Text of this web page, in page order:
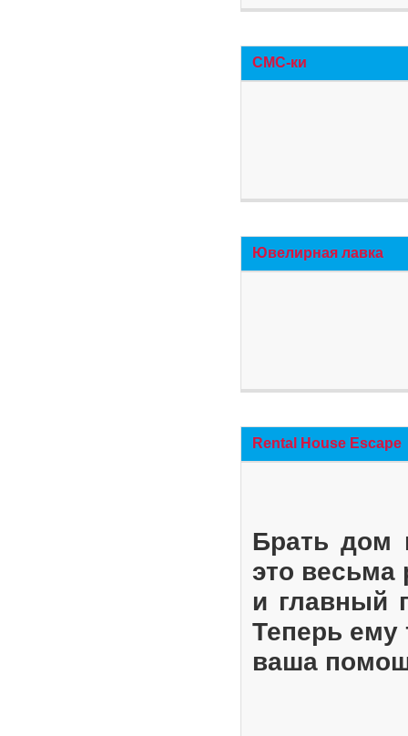
СМС-ки
Ювелирная лавка
Rental House Escape
Брать дом
это весьма
и главный
Теперь ему
ваша